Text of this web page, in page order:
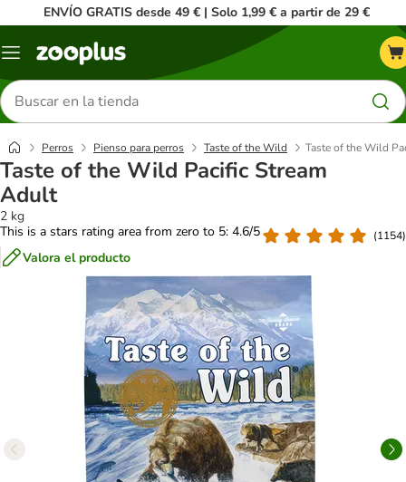
ENVÍO GRATIS desde 49 € | Solo 1,99 € a partir de 29 €
Menú
Buscar
productos
Perros Pienso para perros Taste of the Wild Taste of the Wild
Taste of the Wild Pacific Stream
Adult
2 kg
This is a stars rating area from zero to 5: 4.6/5
(1154)
Valora el producto